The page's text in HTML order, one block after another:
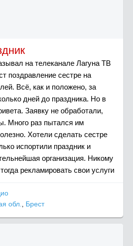
на телеканале Лагуна ТВ
поздравление сестре на
Всё, как и положено, за
дней до праздника. Но в
Заявку не обработали,
Много раз пытался им
Хотели сделать сестре
испортили праздник и
организация. Никому
рекламировать свои услуги
обл. Брест